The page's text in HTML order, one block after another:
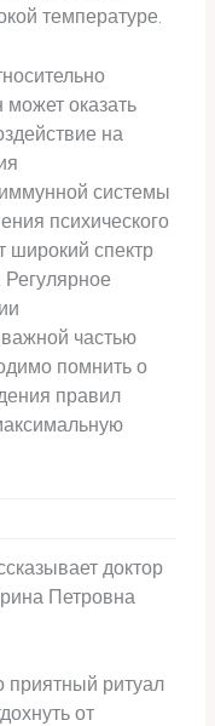
температуре.
оказать
на
системы
психического
широкий спектр
частью
помнить о
правил
доктор
Петровна
приятный ритуал
от